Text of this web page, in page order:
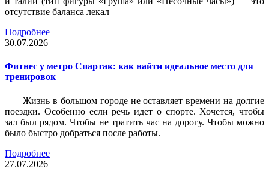
отсутствие баланса лекал
Подробнее
30.07.2026
Фитнес у метро Спартак: как найти идеальное место для
тренировок
Жизнь в большом городе не оставляет времени на долгие
поездки. Особенно если речь идет о спорте. Хочется, чтобы
зал был рядом. Чтобы не тратить час на дорогу. Чтобы можно
было быстро добраться после работы.
Подробнее
27.07.2026